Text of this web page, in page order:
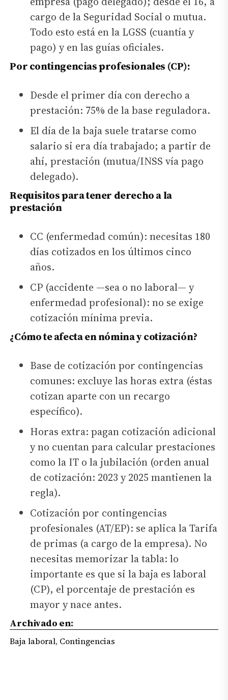
cargo de la Seguridad Social o mutua.
Todo esto está en la LGSS (cuantía y
pago) y en las guías oficiales.
Por contingencias profesionales (CP):
Desde el primer día con derecho a
prestación: 75% de la base reguladora.
El día de la baja suele tratarse como
salario si era día trabajado; a partir de
ahí, prestación (mutua/INSS vía pago
delegado).
Requisitos para tener derecho a la
prestación
CC (enfermedad común): necesitas 180
días cotizados en los últimos cinco
años.
CP (accidente —sea o no laboral— y
enfermedad profesional): no se exige
cotización mínima previa.
¿Cómo te afecta en nómina y cotización?
Base de cotización por contingencias
comunes: excluye las horas extra (éstas
cotizan aparte con un recargo
específico).
Horas extra: pagan cotización adicional
y no cuentan para calcular prestaciones
como la IT o la jubilación (orden anual
de cotización: 2023 y 2025 mantienen la
regla).
Cotización por contingencias
profesionales (AT/EP): se aplica la Tarifa
de primas (a cargo de la empresa). No
necesitas memorizar la tabla: lo
importante es que si la baja es laboral
(CP), el porcentaje de prestación es
mayor y nace antes.
Archivado en:
Baja laboral, Contingencias